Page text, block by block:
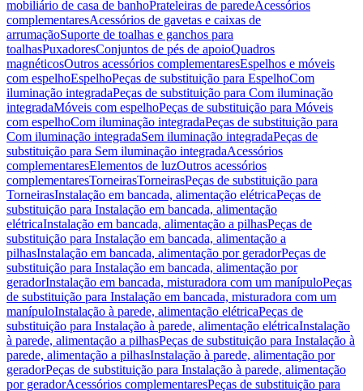
mobiliário de casa de banhoPrateleiras de paredeAcessórios
complementaresAcessórios de gavetas e caixas de
arrumaçãoSuporte de toalhas e ganchos para
toalhasPuxadoresConjuntos de pés de apoioQuadros
magnéticosOutros acessórios complementaresEspelhos e móveis
com espelhoEspelhoPeças de substituição para EspelhoCom
iluminação integradaPeças de substituição para Com iluminação
integradaMóveis com espelhoPeças de substituição para Móveis
com espelhoCom iluminação integradaPeças de substituição para
Com iluminação integradaSem iluminação integradaPeças de
substituição para Sem iluminação integradaAcessórios
complementaresElementos de luzOutros acessórios
complementaresTorneirasTorneirasPeças de substituição para
TorneirasInstalação em bancada, alimentação elétricaPeças de
substituição para Instalação em bancada, alimentação
elétricaInstalação em bancada, alimentação a pilhasPeças de
substituição para Instalação em bancada, alimentação a
pilhasInstalação em bancada, alimentação por geradorPeças de
substituição para Instalação em bancada, alimentação por
geradorInstalação em bancada, misturadora com um manípuloPeças
de substituição para Instalação em bancada, misturadora com um
manípuloInstalação à parede, alimentação elétricaPeças de
substituição para Instalação à parede, alimentação elétricaInstalação
à parede, alimentação a pilhasPeças de substituição para Instalação à
parede, alimentação a pilhasInstalação à parede, alimentação por
geradorPeças de substituição para Instalação à parede, alimentação
por geradorAcessórios complementaresPeças de substituição para